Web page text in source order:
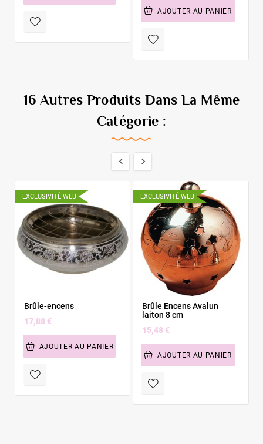
AJOUTER AU PANIER
16 Autres Produits Dans La Même
Catégorie :
 
EXCLUSIVITÉ WEB !
Brûle-encens
17,88 €
AJOUTER AU PANIER
EXCLUSIVITÉ WEB !
Brûle Encens Avalun
laiton 8 cm
15,48 €
AJOUTER AU PANIER